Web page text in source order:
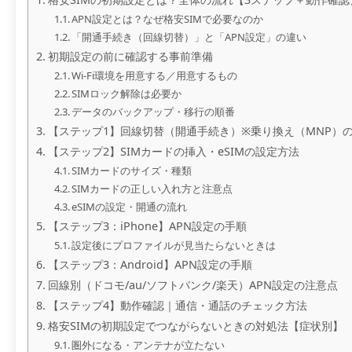
APN設定とは？なぜ格安SIMで必要なのか
「開通手続き（回線切替）」と「APN設定」の違い
初期設定の前に確認する事前準備
Wi-Fi環境を用意する／用意するもの
SIMロック解除は必要か
データのバックアップ・移行の順番
【ステップ1】回線切替（開通手続き）※乗り換え（MNP）
【ステップ2】SIMカードの挿入・eSIMの設定方法
SIMカードのサイズ・種類
SIMカードの正しい入れ方と注意点
eSIMの設定・開通の流れ
【ステップ3：iPhone】APN設定の手順
設定後にプロファイルが見当たらないときは
【ステップ3：Android】APN設定の手順
回線別（ドコモ/au/ソフトバンク/楽天）APN設定の注意点
【ステップ4】動作確認｜通信・通話のチェック方法
格安SIMの初期設定でつながらないときの対処法【症状別】
圏外になる・アンテナが立たない